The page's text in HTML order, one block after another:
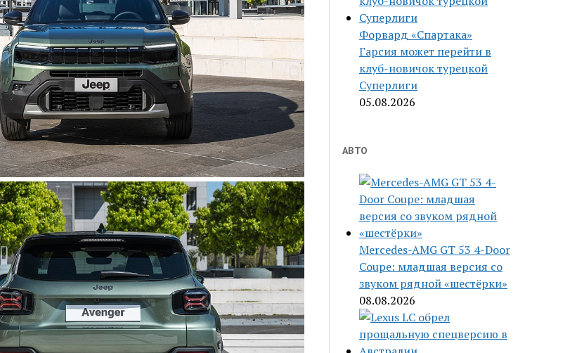
Форвард «Спартака»
Гарсия может перейти в
клуб-новичок турецкой
Суперлиги
05.08.2026
АВТО
Mercedes-AMG GT 53 4-Door
Coupe: младшая версия со
звуком рядной «шестёрки»
08.08.2026